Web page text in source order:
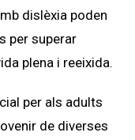
dislèxia poden
per superar
plena i reeixida.
per als adults
de diverses